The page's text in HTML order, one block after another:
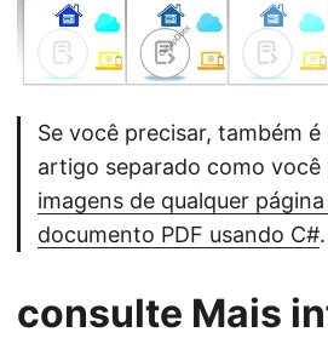
Se você precisar, também
artigo separado como você
imagens de qualquer
documento PDF usando C#.
consulte Mais